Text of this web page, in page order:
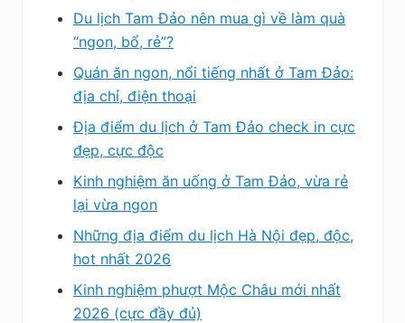
Du lịch Tam Đảo nên mua gì về làm quà
“ngon, bổ, rẻ”?
Quán ăn ngon, nổi tiếng nhất ở Tam Đảo:
địa chỉ, điện thoại
Địa điểm du lịch ở Tam Đảo check in cực
đẹp, cực độc
Kinh nghiệm ăn uống ở Tam Đảo, vừa rẻ
lại vừa ngon
Những địa điểm du lịch Hà Nội đẹp, độc,
hot nhất 2026
Kinh nghiệm phượt Mộc Châu mới nhất
2026 (cực đầy đủ)